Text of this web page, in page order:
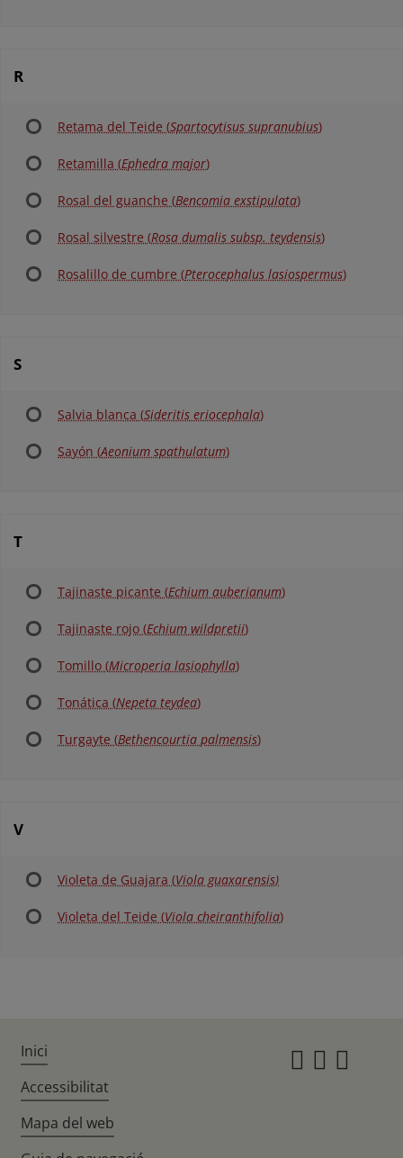
R
Retama del Teide (Spartocytisus supranubius)
Retamilla (Ephedra major)
Rosal del guanche (Bencomia exstipulata)
Rosal silvestre (Rosa dumalis subsp. teydensis)
Rosalillo de cumbre (Pterocephalus lasiospermus)
S
Salvia blanca (Sideritis eriocephala)
Sayón (Aeonium spathulatum)
T
Tajinaste picante (Echium auberianum)
Tajinaste rojo (Echium wildpretii)
Tomillo (Microperia lasiophylla)
Tonática (Nepeta teydea)
Turgayte (Bethencourtia palmensis)
V
Violeta de Guajara (Viola guaxarensis)
Violeta del Teide (Viola cheiranthifolia)
Inici
Accessibilitat
Mapa del web